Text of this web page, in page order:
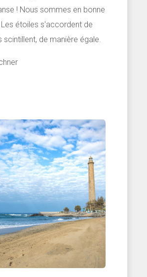
! Nous sommes en bonne
étoiles s'accordent de
scintillent, de manière égale.